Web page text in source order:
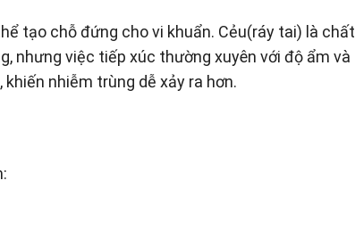
tạo chỗ đứng cho vi khuẩn. Cẻu(ráy tai) là chất
nhưng việc tiếp xúc thường xuyên với độ ẩm và
nhiễm trùng dễ xảy ra hơn.